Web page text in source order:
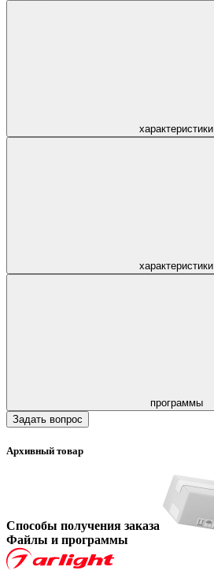
характеристики
характеристики
программы
Задать вопрос
Архивный товар
Способы получения заказа
Файлы и программы